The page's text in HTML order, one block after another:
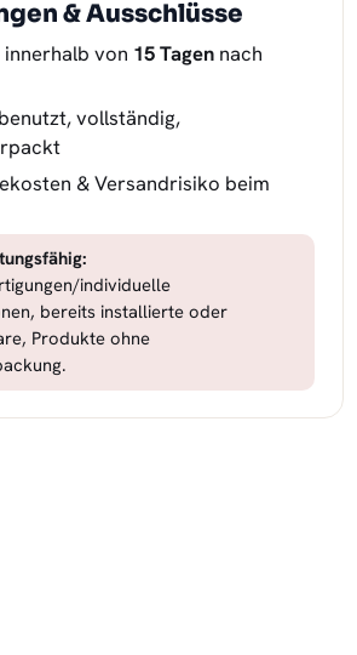
& Ausschlüsse
innerhalb von 15 Tagennach
vollständig,
& Versandrisiko beim
individuelle
bereits installierte oder
Produkte ohne